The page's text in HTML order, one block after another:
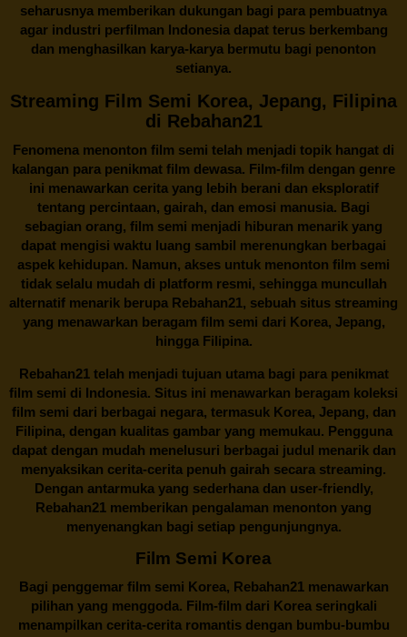
seharusnya memberikan dukungan bagi para pembuatnya
agar industri perfilman Indonesia dapat terus berkembang
dan menghasilkan karya-karya bermutu bagi penonton
setianya.
Streaming Film Semi Korea, Jepang, Filipina
di Rebahan21
Fenomena menonton film semi telah menjadi topik hangat di
kalangan para penikmat film dewasa. Film-film dengan genre
ini menawarkan cerita yang lebih berani dan eksploratif
tentang percintaan, gairah, dan emosi manusia. Bagi
sebagian orang, film semi menjadi hiburan menarik yang
dapat mengisi waktu luang sambil merenungkan berbagai
aspek kehidupan. Namun, akses untuk menonton film semi
tidak selalu mudah di platform resmi, sehingga muncullah
alternatif menarik berupa Rebahan21, sebuah situs streaming
yang menawarkan beragam film semi dari Korea, Jepang,
hingga Filipina.
Rebahan21telah menjadi tujuan utama bagi para penikmat
film semi di Indonesia. Situs ini menawarkan beragam koleksi
film semi dari berbagai negara, termasuk Korea, Jepang, dan
Filipina, dengan kualitas gambar yang memukau. Pengguna
dapat dengan mudah menelusuri berbagai judul menarik dan
menyaksikan cerita-cerita penuh gairah secara streaming.
Dengan antarmuka yang sederhana dan user-friendly,
Rebahan21 memberikan pengalaman menonton yang
menyenangkan bagi setiap pengunjungnya.
Film Semi Korea
Bagi penggemar film semi Korea, Rebahan21menawarkan
pilihan yang menggoda. Film-film dari Korea seringkali
menampilkan cerita-cerita romantis dengan bumbu-bumbu